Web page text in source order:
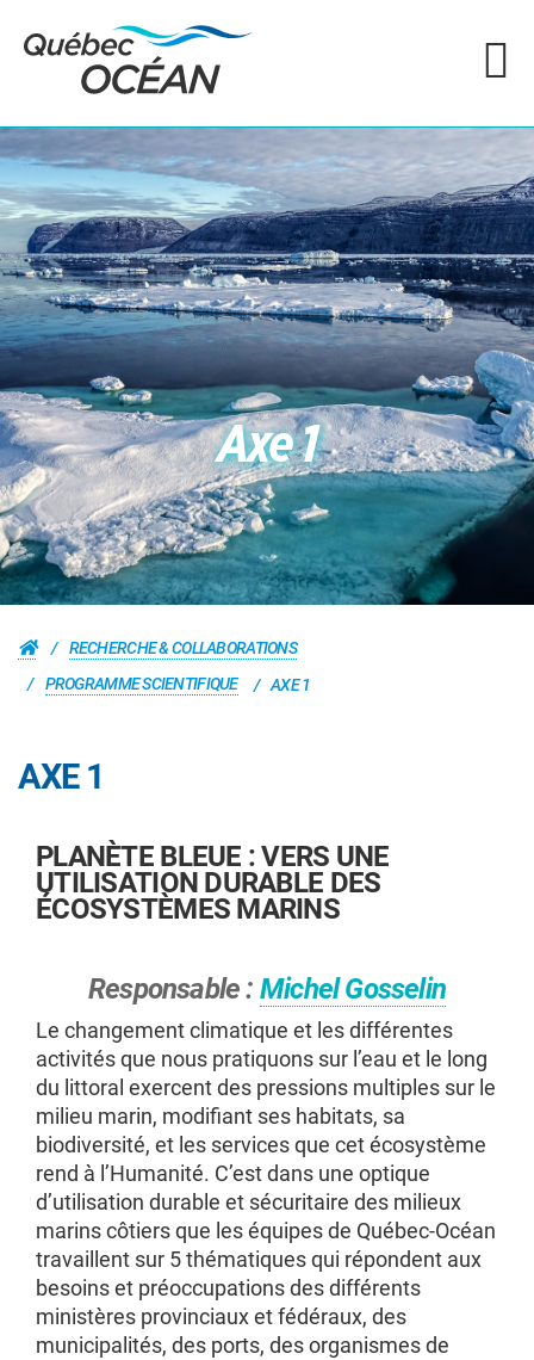
Axe 1
RECHERCHE & COLLABORATIONS
PROGRAMME SCIENTIFIQUE
AXE 1
AXE 1
PLANÈTE BLEUE : VERS UNE
UTILISATION DURABLE DES
ÉCOSYSTÈMES MARINS
Responsable : Michel Gosselin
Le changement climatique et les différentes
activités que nous pratiquons sur l’eau et le long
du littoral exercent des pressions multiples sur le
milieu marin, modifiant ses habitats, sa
biodiversité, et les services que cet écosystème
rend à l’Humanité. C’est dans une optique
d’utilisation durable et sécuritaire des milieux
marins côtiers que les équipes de Québec-Océan
travaillent sur 5 thématiques qui répondent aux
besoins et préoccupations des différents
ministères provinciaux et fédéraux, des
municipalités, des ports, des organismes de